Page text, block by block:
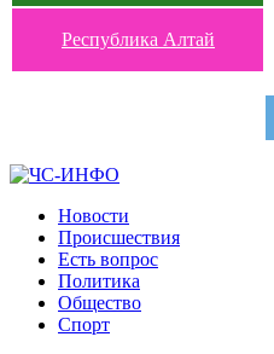
Республика Алтай
Новости
Происшествия
Есть вопрос
Политика
Общество
Спорт